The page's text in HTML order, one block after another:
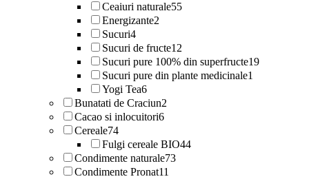
Ceaiuri naturale55
Energizante2
Sucuri4
Sucuri de fructe12
Sucuri pure 100% din superfructe19
Sucuri pure din plante medicinale1
Yogi Tea6
Bunatati de Craciun2
Cacao si inlocuitori6
Cereale74
Fulgi cereale BIO44
Condimente naturale73
Condimente Pronat11